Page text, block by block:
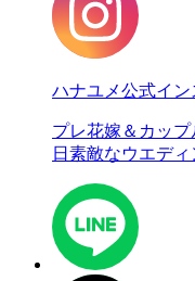
ハナユメ公式イン
プレ花嫁＆カッ
日素敵なウエデ